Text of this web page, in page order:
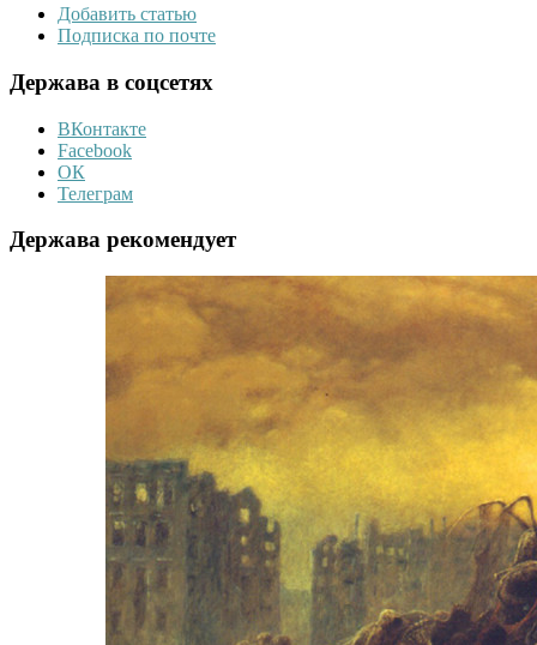
Добавить статью
Подписка по почте
Держава в соцсетях
ВКонтакте
Facebook
ОК
Телеграм
Держава рекомендует